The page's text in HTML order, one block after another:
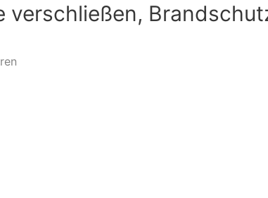
verschließen,